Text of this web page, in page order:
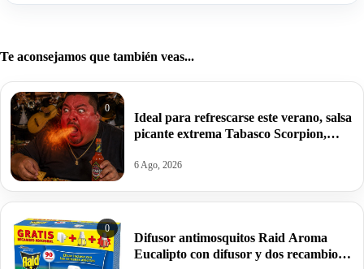
Te aconsejamos que también veas...
0
Ideal para refrescarse este verano, salsa
picante extrema Tabasco Scorpion,
6 Ago, 2026
0
Difusor antimosquitos Raid Aroma
Eucalipto con difusor y dos recambios